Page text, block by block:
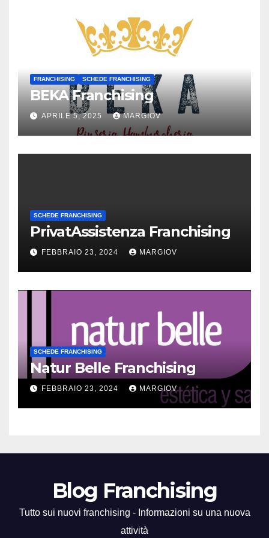
FRANCHISING SCHEDE FRANCHISING
BEKA Franchising
APRILE 5, 2025 MARGIOV
SCHEDE FRANCHISING
PrivatAssistenza Franchising
FEBBRAIO 23, 2024 MARGIOV
SCHEDE FRANCHISING
Natur Belle Franchising
FEBBRAIO 23, 2024 MARGIOV
Blog Franchising
Tutto sui nuovi franchising - Informazioni su una nuova
attività